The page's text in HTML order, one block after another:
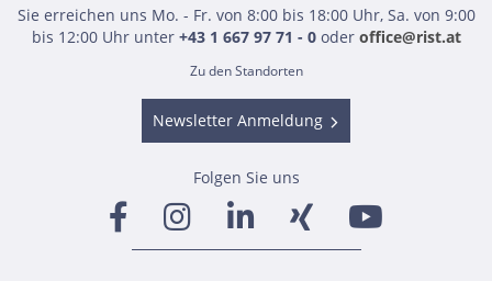
Sie erreichen uns Mo. - Fr. von 8:00 bis 18:00 Uhr, Sa. von 9:00
bis 12:00 Uhr unter +43 1 667 97 71 - 0oder office@rist.at
Zu den Standorten
Newsletter Anmeldung
Folgen Sie uns